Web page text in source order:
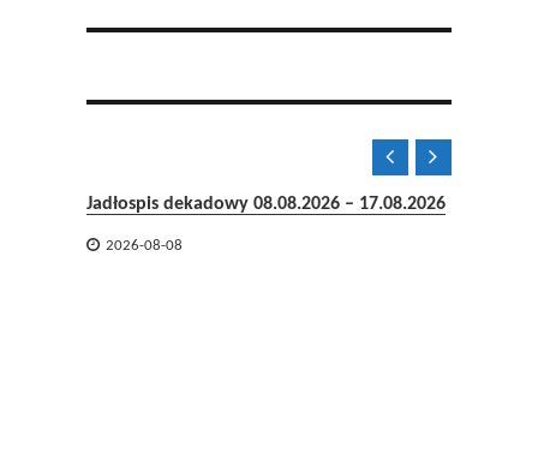

Jadłospis dekadowy 08.08.2026 – 17.08.2026
 2026-08-08
